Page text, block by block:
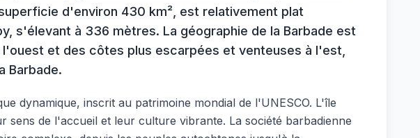
d'environ 430 km², est relativement plat
s'élevant à 336 mètres. La géographie de la Barbade est
et des côtes plus escarpées et venteuses à l'est,
Barbade.
dynamique, inscrit au patrimoine mondial de l'UNESCO. L'île
de l'accueil et leur culture vibrante. La société barbadienne